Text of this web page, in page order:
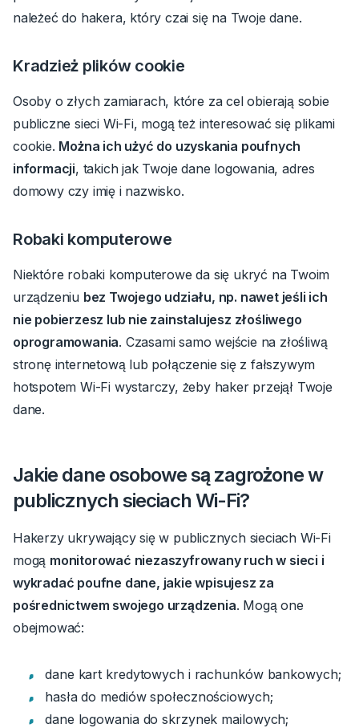
należeć do hakera, który czai się na Twoje dane.
Kradzież plików cookie
Osoby o złych zamiarach, które za cel obierają sobie
publiczne sieci Wi-Fi, mogą też interesować się plikami
cookie. Można ich użyć do uzyskania poufnych
informacji, takich jak Twoje dane logowania, adres
domowy czy imię i nazwisko.
Robaki komputerowe
Niektóre robaki komputerowe da się ukryć na Twoim
urządzeniu bez Twojego udziału, np. nawet jeśli ich
nie pobierzesz lub nie zainstalujesz złośliwego
oprogramowania. Czasami samo wejście na złośliwą
stronę internetową lub połączenie się z fałszywym
hotspotem Wi-Fi wystarczy, żeby haker przejął Twoje
dane.
Jakie dane osobowe są zagrożone w
publicznych sieciach Wi-Fi?
Hakerzy ukrywający się w publicznych sieciach Wi-Fi
mogą monitorować niezaszyfrowany ruch w sieci i
wykradać poufne dane, jakie wpisujesz za
pośrednictwem swojego urządzenia. Mogą one
obejmować:
dane kart kredytowych i rachunków bankowych;
hasła do mediów społecznościowych;
dane logowania do skrzynek mailowych;